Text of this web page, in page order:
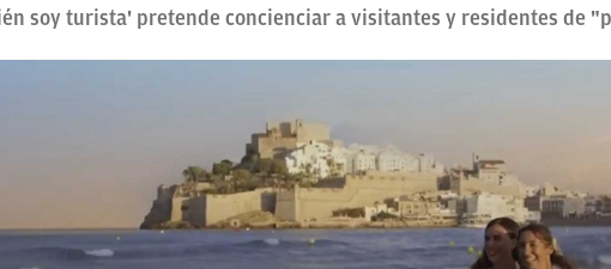
soy turista' pretende concienciar a visitantes y residentes de